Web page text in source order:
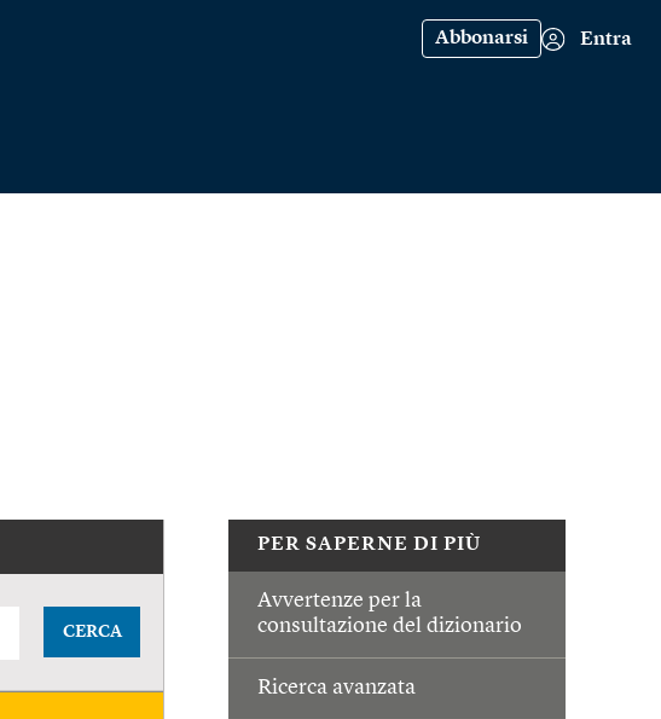
Abbonarsi Entra
PER SAPERNE DI PIÙ
Avvertenze per la
consultazione del dizionario
Ricerca avanzata
CERCA